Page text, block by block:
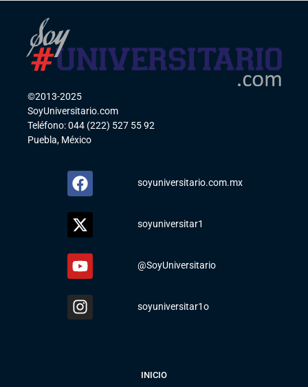
©2013-2025
SoyUniversitario.com
Teléfono: 044 (222) 527 55 92
Puebla, México
soyuniversitario.com.mx
soyuniversitar1
@SoyUniversitario
soyuniversitar1o
INICIO